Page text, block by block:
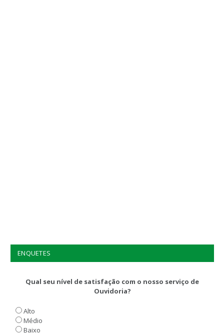
ENQUETES
Qual seu nível de satisfação com o nosso serviço de
Ouvidoria?
Alto
Médio
Baixo